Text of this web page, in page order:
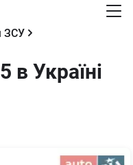
ЗСУ
в Україні